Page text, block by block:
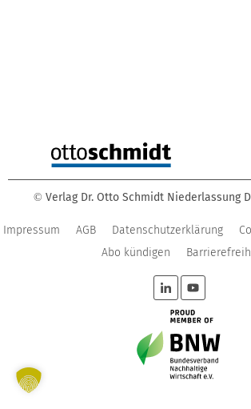
© Verlag Dr. Otto Schmidt Niederlassung
Impressum AGB Datenschutzerklärung
Abo kündigen